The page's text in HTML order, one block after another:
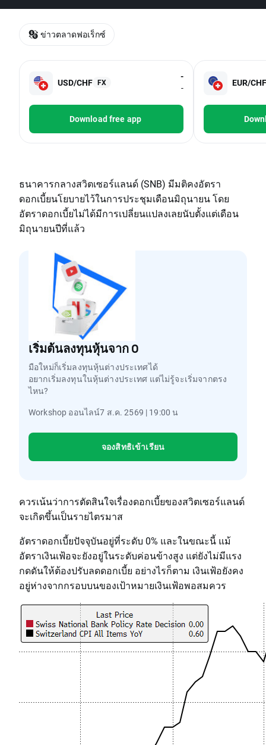
USD/CHF FX
-
-
Download free app
EUR/CHF
ธนาคารกลางสวิตเซอร์แลนด์ (SNB) มีมติคงอัตรา
ดอกเบี้ยนโยบายไว้ในการประชุมเดือนมิถุนายน โดย
อัตราดอกเบี้ยไม่ได้มีการเปลี่ยนแปลงเลยนับตั้งแต่เดือน
มิถุนายนปีที่แล้ว
เริ่มต้นลงทุนหุ้นจาก 0
มือใหม่ก็เริ่มลงทุนหุ้นต่างประเทศได้
อยากเริ่มลงทุนในหุ้นต่างประเทศ แต่ไม่รู้จะเริ่มจากตรง
ไหน?
Workshop ออนไลน์7 ส.ค. 2569 | 19:00 น
จองสิทธิเข้าเรียน
ควรเน้นว่าการตัดสินใจเรื่องดอกเบี้ยของสวิตเซอร์แลนด์
จะเกิดขึ้นเป็นรายไตรมาส
อัตราดอกเบี้ยปัจจุบันอยู่ที่ระดับ 0% และในขณะนี้ แม้
อัตราเงินเฟ้อจะยังอยู่ในระดับค่อนข้างสูง แต่ยังไม่มีแรง
กดดันให้ต้องปรับลดดอกเบี้ย อย่างไรก็ตาม เงินเฟ้อยังคง
อยู่ห่างจากกรอบบนของเป้าหมายเงินเฟ้อพอสมควร
ข่าวตลาดฟอเร็กซ์